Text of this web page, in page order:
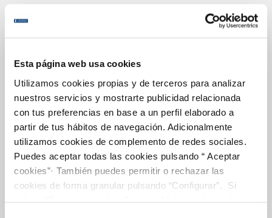
Esta página web usa cookies
Utilizamos cookies propias y de terceros para analizar
nuestros servicios y mostrarte publicidad relacionada
con tus preferencias en base a un perfil elaborado a
partir de tus hábitos de navegación. Adicionalmente
utilizamos cookies de complemento de redes sociales.
Puedes aceptar todas las cookies pulsando “ Aceptar
cookies”· También puedes permitir o rechazar las
cookies de forma granular pulsando “Configurar”. Si
OTRAS GESTIONES
Tu Servicio
FACTURAS Y PRECIOS
ATENCIÓN AL CLIENTE
COMPROMISO DE SERVICIO